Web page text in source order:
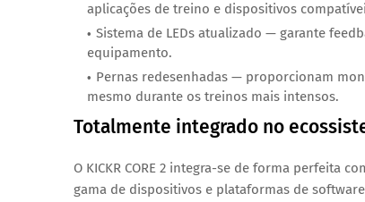
aplicações de treino e dispositivos
Sistema de LEDs atualizado — garante
equipamento.
Pernas redesenhadas — proporcionam
mesmo durante os treinos mais intensos.
Totalmente integrado no
O KICKR CORE 2 integra-se de forma perfeita
gama de dispositivos e plataformas de software